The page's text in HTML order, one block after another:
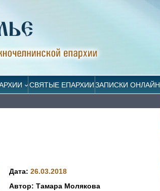
СВЯТЫЕ ЕПАРХИИЗАПИСКИ ОНЛАЙН
Дата:26.03.2018
Автор: Тамара Молякова